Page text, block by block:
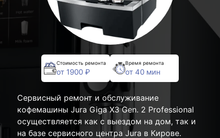
Стоимость ремонта
от 1900 ₽
Время ремонта
от 40 мин
Сервисный ремонт и обслуживание
кофемашины Jura Giga X3 Gen. 2 Professional
осуществляется как с выездом на дом, так и
на базе сервисного центра Jura в Кирове.